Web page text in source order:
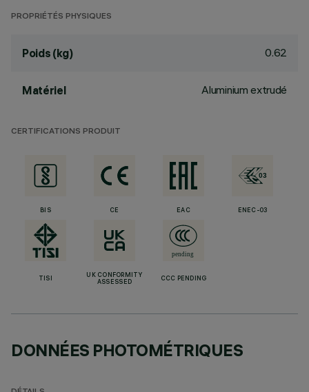
PROPRIÉTÉS PHYSIQUES
Poids (kg) 0.62
Matériel Aluminium extrudé
CERTIFICATIONS PRODUIT
BIS CE EAC ENEC-03
TISI
UK CONFORMITY
ASSESSED
CCC PENDING
DONNÉES PHOTOMÉTRIQUES